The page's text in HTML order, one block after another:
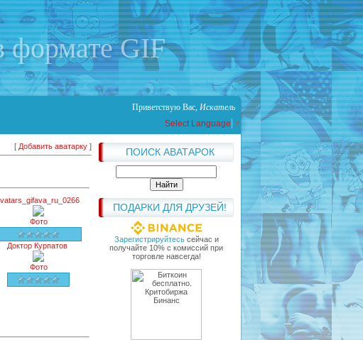
формате GIF
Приветствую Вас, Искатель
Select Language ▼
ПОИСК АВАТАРОК
ПОДАРКИ ДЛЯ ДРУЗЕЙ!
Зарегистрируйтесьсейчас и
получайте 10% с комиссий при
торговле навсегда!
[ Добавить аватарку ]
Фото
Доктор Курпатов
Фото